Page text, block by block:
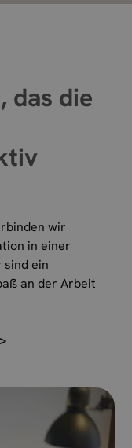
das die
wir
in einer
ein
an der Arbeit